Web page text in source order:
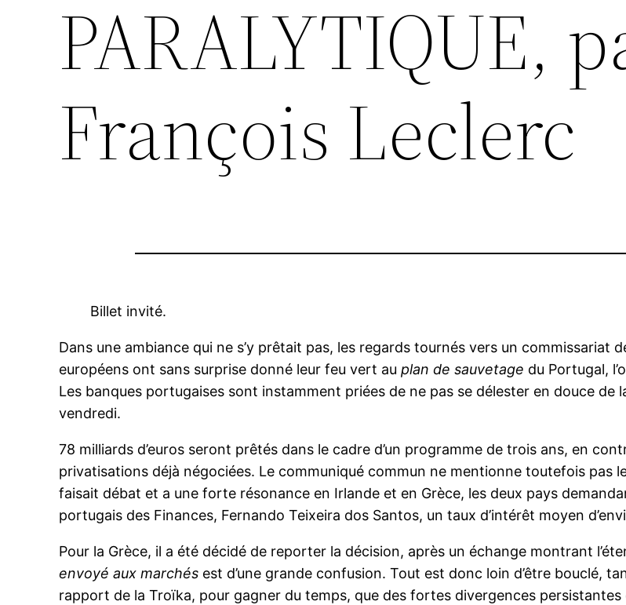
PARALYTIQUE,
François Leclerc
Billet invité.
Dans une ambiance qui ne s’y prêtait pas, les regards tournés vers un
européens ont sans surprise donné leur feu vert auplan de sauvetage du Portugal,
Les banques portugaises sont instamment priées de ne pas se délester en douce de
vendredi.
78 milliards d’euros seront prêtés dans le cadre d’un programme de trois ans, en
privatisations déjà négociées. Le communiqué commun ne mentionne toutefois pas
faisait débat et a une forte résonance en Irlande et en Grèce, les deux pays
portugais des Finances, Fernando Teixeira dos Santos, un taux d’intérêt moyen
Pour la Grèce, il a été décidé de reporter la décision, après un échange montrant
envoyé aux marchés est d’une grande confusion. Tout est donc loin d’être bouclé,
rapport de la Troïka, pour gagner du temps, que des fortes divergences